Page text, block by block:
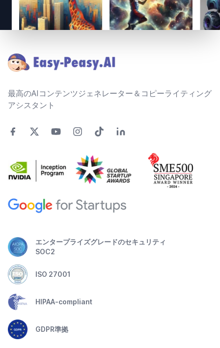
最高のAIコンテンツジェネレーター＆コピーライティング
アシスタント
エンタープライズグレードのセキュリティ
SOC2
ISO 27001
HIPAA-compliant
GDPR準拠